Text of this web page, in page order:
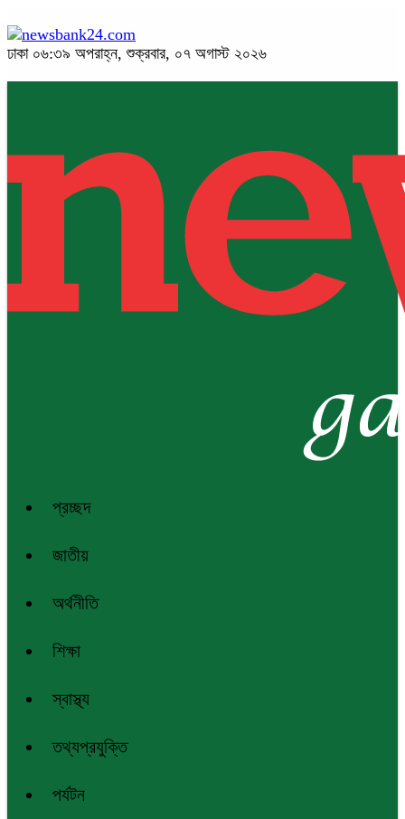
ঢাকা ০৬:৩৯ অপরাহ্ন, শুক্রবার, ০৭ অগাস্ট ২০২৬
প্রচ্ছদ
জাতীয়
অর্থনীতি
শিক্ষা
স্বাস্থ্য
তথ্যপ্রযুক্তি
পর্যটন